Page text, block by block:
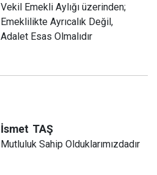
Vekil Emekli Aylığı üzerinden;
Emeklilikte Ayrıcalık Değil,
Adalet Esas Olmalıdır
İsmet TAŞ
Mutluluk Sahip Olduklarımızdadır